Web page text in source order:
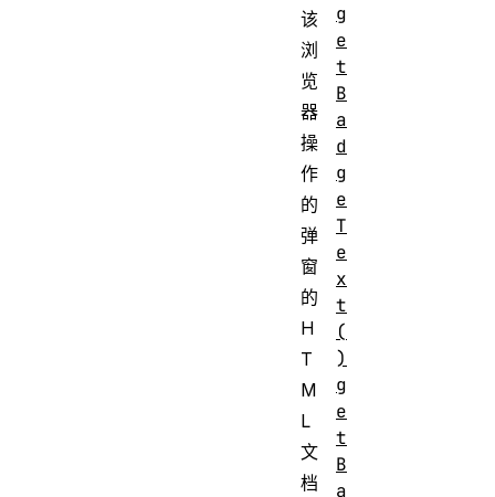
该
浏
览
器
操
作
的
弹
窗
的
H
T
M
L
文
档
g
e
t
B
a
d
g
e
T
e
x
t
(
)
g
e
t
B
a